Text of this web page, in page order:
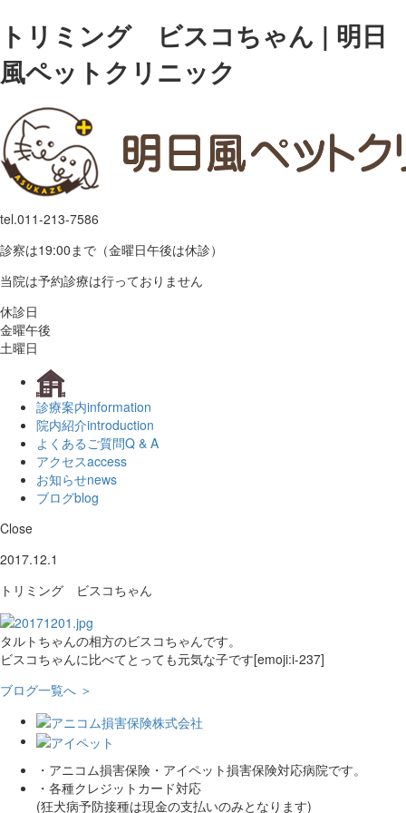
トリミング ビスコちゃん | 明日
風ペットクリニック
tel.011-213-7586
診察は19:00まで（金曜日午後は休診）
当院は予約診療は行っておりません
休診日
金曜午後
土曜日
診療案内information
院内紹介introduction
よくあるご質問Q & A
アクセスaccess
お知らせnews
ブログblog
Close
2017.12.1
トリミング ビスコちゃん
タルトちゃんの相方のビスコちゃんです。
ビスコちゃんに比べてとっても元気な子です[emoji:i-237]
ブログ一覧へ ＞
・アニコム損害保険・アイペット損害保険対応病院です。
・各種クレジットカード対応
(狂犬病予防接種は現金の支払いのみとなります)